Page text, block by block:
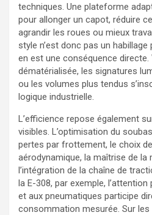
techniques. Une plateforme
pour allonger un capot, réduire
agrandir les roues ou mieux
style n’est donc pas un
en est une conséquence
dématérialisée, les signatures
ou les volumes plus tendus
logique industrielle.
L’efficience repose également
visibles. L’optimisation du
pertes par frottement, le choix
aérodynamique, la maîtrise de la
l’intégration de la chaîne de
la E-308, par exemple,
et aux pneumatiques participe
consommation mesurée. Sur les